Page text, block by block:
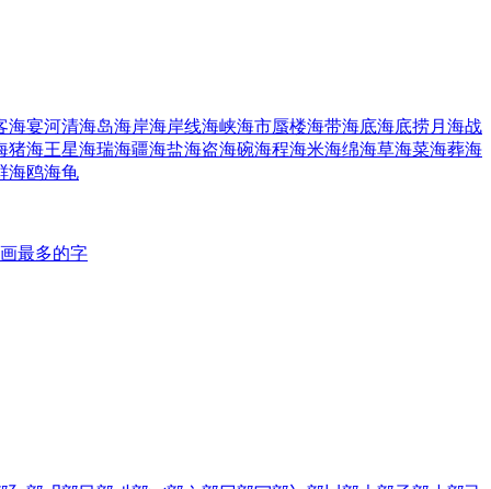
海宴河清海岛海岸海岸线海峡海市蜃楼海带海底海底捞月 海战
猪海王星海瑞海疆海盐海盗海碗海程海米海绵海草海菜海葬海
海鸥海龟
最多的字